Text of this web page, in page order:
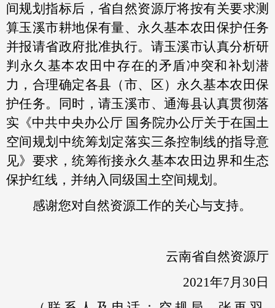
间规划指标后，省自然资源厅将按有关要求测
算玉溪市耕地保有量、永久基本农田保护任务
并报请省政府批准执行。请玉溪市认真分析研
判永久基本农田中存在的矛盾冲突和补划潜
力，合理确定各县（市、区）永久基本农田保
护任务。同时，请玉溪市、通海县认真贯彻落
实《中共中央办公厅 国务院办公厅关于在国土
空间规划中统筹划定落实三条控制线的指导意
见》要求，统筹衔接永久基本农田边界和生态
保护红线，并纳入同级国土空间规划。
感谢您对自然资源工作的关心与支持。
云南省自然资源厅
2021年7月30日